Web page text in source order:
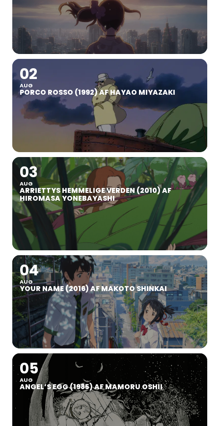
02
AUG
PORCO ROSSO (1992) AF HAYAO MIYAZAKI
03
AUG
ARRIETTYS HEMMELIGE VERDEN (2010) AF
HIROMASA YONEBAYASHI
04
AUG
YOUR NAME (2016) AF MAKOTO SHINKAI
05
AUG
ANGEL’S EGG (1985) AF MAMORU OSHII